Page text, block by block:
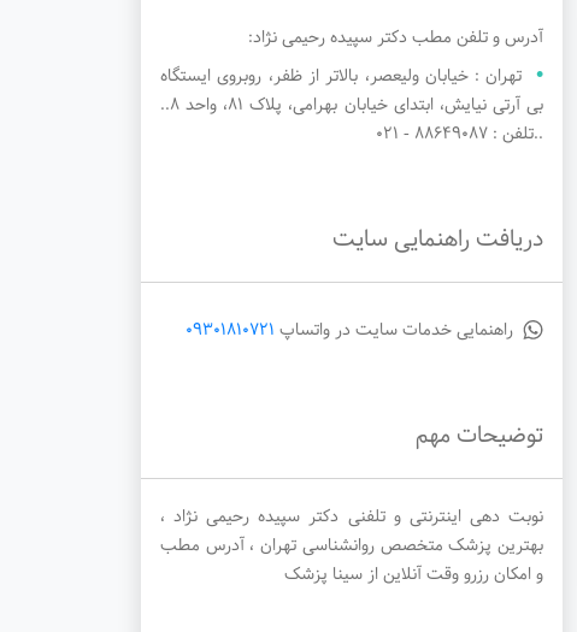
آدرس و تلفن مطب دکتر سپیده رحیمی نژاد:
تهران : خیابان ولیعصر، بالاتر از ظفر، روبروی ایستگاه
بی آرتی نیایش، ابتدای خیابان بهرامی، پلاک ۸۱، واحد ۸..
..تلفن : 88649087 - 021
دریافت راهنمایی سایت
راهنمایی خدمات سایت در واتساپ 09301810721
توضیحات مهم
نوبت دهی اینترنتی و تلفنی دکتر سپیده رحیمی نژاد ،
بهترین پزشک متخصص روانشناسی تهران ، آدرس مطب
و امکان رزرو وقت آنلاین از سینا پزشک